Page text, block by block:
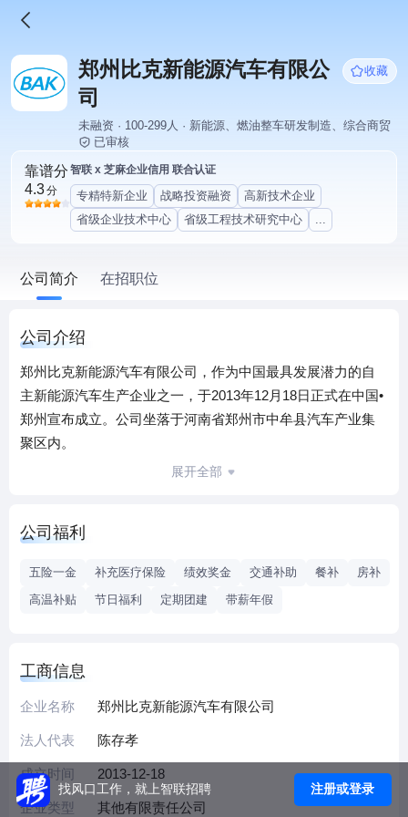
郑州比克新能源汽车有限公
司
收藏
未融资 · 100-299人 · 新能源、燃油整车研发制造、综合商贸
已审核
靠谱分
4.3分
智联 x 芝麻企业信用 联合认证
专精特新企业 战略投资融资
高新技术企业
省级企业技术中心
省级工程技术研究中心 ...
公司简介 在招职位
公司介绍
郑州比克新能源汽车有限公司，作为中国最具发展潜力的自
主新能源汽车生产企业之一，于2013年12月18日正式在中国•
郑州宣布成立。公司坐落于河南省郑州市中牟县汽车产业集
聚区内。
郑州比克新能源汽车有限公司由中国比克电池公司（美国纳
源汽车有限公司，比克加拿大、印度分公司等。
发和制造、场内特种设备的开发和制造、自动驾驶技术的开
全面掌握电动汽车的三大核心技术。公司应用全球领先的轻
量化车身技术及制造工艺、高效制动能量回收系统、安全节
车产品。
为共同创造郑州比克新能源汽车有限公司美好未来，竭诚欢
迎有志于新能源汽车领域各界精英加盟。我们将提供具有市
展开全部
公司福利
五险一金 补充医疗保险 绩效奖金 交通补助 餐补
房补
高温补贴
节日福利 定期团建 带薪年假
工商信息
企业名称 郑州比克新能源汽车有限公司
法人代表 陈存孝
成立时间 2013-12-18
企业类型 其他有限责任公司
找风口工作，就上智联招聘 注册或登录